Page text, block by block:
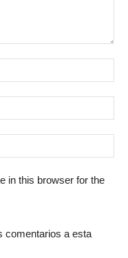
in this browser for the
comentarios a esta